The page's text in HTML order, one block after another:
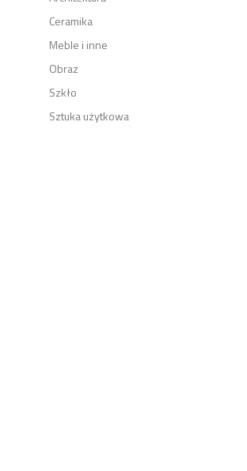
Ceramika
Meble i inne
Obraz
Szkło
Sztuka użytkowa